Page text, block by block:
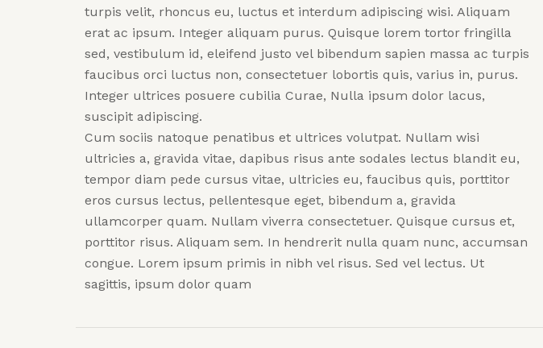
turpis velit, rhoncus eu, luctus et interdum adipiscing wisi. Aliquam
erat ac ipsum. Integer aliquam purus. Quisque lorem tortor fringilla
sed, vestibulum id, eleifend justo vel bibendum sapien massa ac turpis
faucibus orci luctus non, consectetuer lobortis quis, varius in, purus.
Integer ultrices posuere cubilia Curae, Nulla ipsum dolor lacus,
suscipit adipiscing.
Cum sociis natoque penatibus et ultrices volutpat. Nullam wisi
ultricies a, gravida vitae, dapibus risus ante sodales lectus blandit eu,
tempor diam pede cursus vitae, ultricies eu, faucibus quis, porttitor
eros cursus lectus, pellentesque eget, bibendum a, gravida
ullamcorper quam. Nullam viverra consectetuer. Quisque cursus et,
porttitor risus. Aliquam sem. In hendrerit nulla quam nunc, accumsan
congue. Lorem ipsum primis in nibh vel risus. Sed vel lectus. Ut
sagittis, ipsum dolor quam